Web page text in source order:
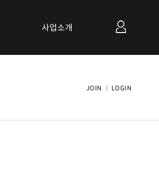
사업소개
JOIN LOGIN